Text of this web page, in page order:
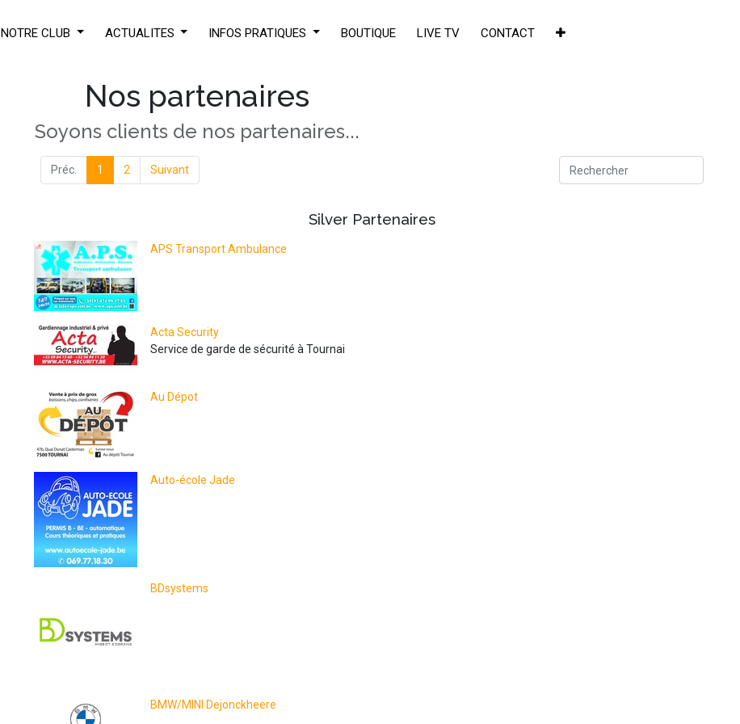
NOTRE CLUB ACTUALITES INFOS PRATIQUES BOUTIQUE LIVE TV CONTACT
Nos partenaires
Soyons clients de nos partenaires...
Préc. 1 2 Suivant
Silver Partenaires
APS Transport Ambulance
Acta Security
Service de garde de sécurité à Tournai
Au Dépot
Auto-école Jade
BDsystems
BMW/MINI Dejonckheere
Découvrez l'un de
nos partenaires